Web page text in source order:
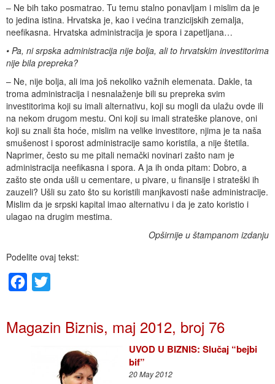
– Ne bih tako posmatrao. Tu temu stalno ponavljam i mislim da je
to jedina istina. Hrvatska je, kao i većina tranzicijskih zemalja,
neefikasna. Hrvatska administracija je spora i zapetljana…
• Pa, ni srpska administracija nije bolja, ali to hrvatskim investitorima
nije bila prepreka?
– Ne, nije bolja, ali ima još nekoliko važnih elemenata. Dakle, ta
troma administracija i nesnalaženje bili su prepreka svim
investitorima koji su imali alternativu, koji su mogli da ulažu ovde ili
na nekom drugom mestu. Oni koji su imali strateške planove, oni
koji su znali šta hoće, mislim na velike investitore, njima je ta naša
smušenost i sporost administracije samo koristila, a nije štetila.
Naprimer, često su me pitali nemački novinari zašto nam je
administracija neefikasna i spora. A ja ih onda pitam: Dobro, a
zašto ste onda ušli u cementare, u pivare, u finansije i strateški ih
zauzeli? Ušli su zato što su koristili manjkavosti naše administracije.
Mislim da je srpski kapital imao alternativu i da je zato koristio i
ulagao na drugim mestima.
Opširnije u štampanom izdanju
Podelite ovaj tekst:
Facebook
Magazin Biznis, maj 2012, broj 76
UVOD U BIZNIS: Slučaj “bejbi
bif”
20 May 2012